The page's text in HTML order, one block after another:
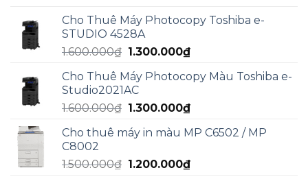
2.000.000₫.là:
Cho Thuê Máy Photocopy Toshiba e-
STUDIO 4528A
1.600.000₫ Giá
là:
1.600.000₫.
1.300.000₫Giá
tại
1.300.000₫.
Cho Thuê Máy Photocopy Màu Toshiba e-
Studio2021AC
1.600.000₫ Giá
là:
1.300.000₫Giá
tại
1.300.000₫.
Cho thuê máy in màu MP C6502 / MP
C8002
1.500.000₫ Giá
1.200.000₫Giá